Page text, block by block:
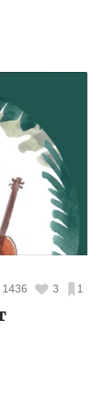
1436 3 1